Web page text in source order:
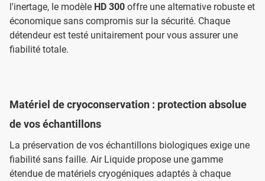
l'inertage, le modèle HD 300 offre une alternative robuste et
économique sans compromis sur la sécurité. Chaque
détendeur est testé unitairement pour vous assurer une
fiabilité totale.
Matériel de cryoconservation : protection absolue
de vos échantillons
La préservation de vos échantillons biologiques exige une
fiabilité sans faille. Air Liquide propose une gamme
étendue de matériels cryogéniques adaptés à chaque